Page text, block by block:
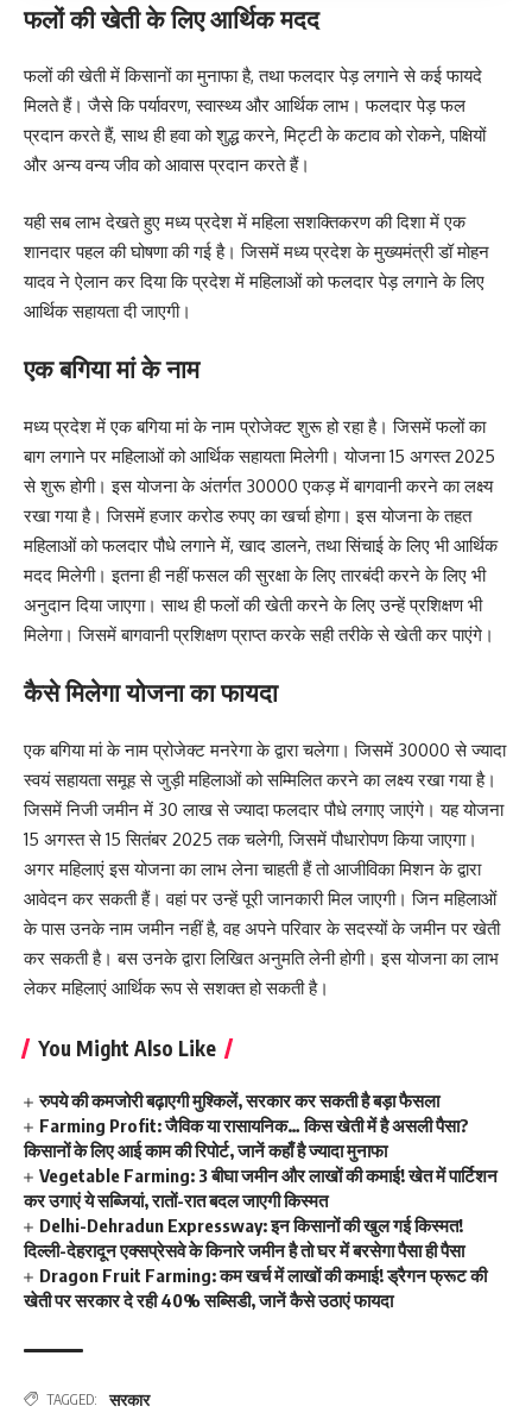
फलों की खेती के लिए आर्थिक मदद
फलों की खेती में किसानों का मुनाफा है, तथा फलदार पेड़ लगाने से कई फायदे
मिलते हैं। जैसे कि पर्यावरण, स्वास्थ्य और आर्थिक लाभ। फलदार पेड़ फल
प्रदान करते हैं, साथ ही हवा को शुद्ध करने, मिट्टी के कटाव को रोकने, पक्षियों
और अन्य वन्य जीव को आवास प्रदान करते हैं।
यही सब लाभ देखते हुए मध्य प्रदेश में महिला सशक्तिकरण की दिशा में एक
शानदार पहल की घोषणा की गई है। जिसमें मध्य प्रदेश के मुख्यमंत्री डॉ मोहन
यादव ने ऐलान कर दिया कि प्रदेश में महिलाओं को फलदार पेड़ लगाने के लिए
आर्थिक सहायता दी जाएगी।
एक बगिया मां के नाम
मध्य प्रदेश में एक बगिया मां के नाम प्रोजेक्ट शुरू हो रहा है। जिसमें फलों का
बाग लगाने पर महिलाओं को आर्थिक सहायता मिलेगी। योजना 15 अगस्त 2025
से शुरू होगी। इस योजना के अंतर्गत 30000 एकड़ में बागवानी करने का लक्ष्य
रखा गया है। जिसमें हजार करोड रुपए का खर्चा होगा। इस योजना के तहत
महिलाओं को फलदार पौधे लगाने में, खाद डालने, तथा सिंचाई के लिए भी आर्थिक
मदद मिलेगी। इतना ही नहीं फसल की सुरक्षा के लिए तारबंदी करने के लिए भी
अनुदान दिया जाएगा। साथ ही फलों की खेती करने के लिए उन्हें प्रशिक्षण भी
मिलेगा। जिसमें बागवानी प्रशिक्षण प्राप्त करके सही तरीके से खेती कर पाएंगे।
कैसे मिलेगा योजना का फायदा
एक बगिया मां के नाम प्रोजेक्ट मनरेगा के द्वारा चलेगा। जिसमें 30000 से ज्यादा
स्वयं सहायता समूह से जुड़ी महिलाओं को सम्मिलित करने का लक्ष्य रखा गया है।
जिसमें निजी जमीन में 30 लाख से ज्यादा फलदार पौधे लगाए जाएंगे। यह योजना
15 अगस्त से 15 सितंबर 2025 तक चलेगी, जिसमें पौधारोपण किया जाएगा।
अगर महिलाएं इस योजना का लाभ लेना चाहती हैं तो आजीविका मिशन के द्वारा
आवेदन कर सकती हैं। वहां पर उन्हें पूरी जानकारी मिल जाएगी। जिन महिलाओं
के पास उनके नाम जमीन नहीं है, वह अपने परिवार के सदस्यों के जमीन पर खेती
कर सकती है। बस उनके द्वारा लिखित अनुमति लेनी होगी। इस योजना का लाभ
लेकर महिलाएं आर्थिक रूप से सशक्त हो सकती है।
You Might Also Like
रुपये की कमजोरी बढ़ाएगी मुश्किलें, सरकार कर सकती है बड़ा फैसला
Farming Profit: जैविक या रासायनिक… किस खेती में है असली पैसा?
किसानों के लिए आई काम की रिपोर्ट, जानें कहाँ है ज्यादा मुनाफा
Vegetable Farming: 3 बीघा जमीन और लाखों की कमाई! खेत में पार्टिशन
कर उगाएं ये सब्जियां, रातों-रात बदल जाएगी किस्मत
Delhi-Dehradun Expressway: इन किसानों की खुल गई किस्मत!
दिल्ली-देहरादून एक्सप्रेसवे के किनारे जमीन है तो घर में बरसेगा पैसा ही पैसा
Dragon Fruit Farming: कम खर्च में लाखों की कमाई! ड्रैगन फ्रूट की
खेती पर सरकार दे रही 40% सब्सिडी, जानें कैसे उठाएं फायदा
TAGGED: सरकार